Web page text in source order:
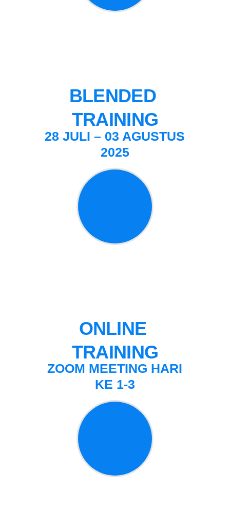
BLENDED
TRAINING
28 JULI – 03 AGUSTUS
2025
ONLINE
TRAINING
ZOOM MEETING HARI
KE 1-3